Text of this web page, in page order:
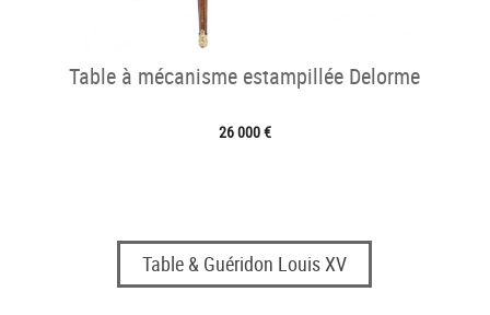
Table à mécanisme estampillée Delorme
26 000 €
Table & Guéridon Louis XV